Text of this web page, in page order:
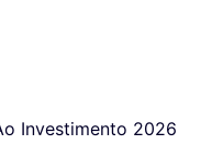
Investimento 2026